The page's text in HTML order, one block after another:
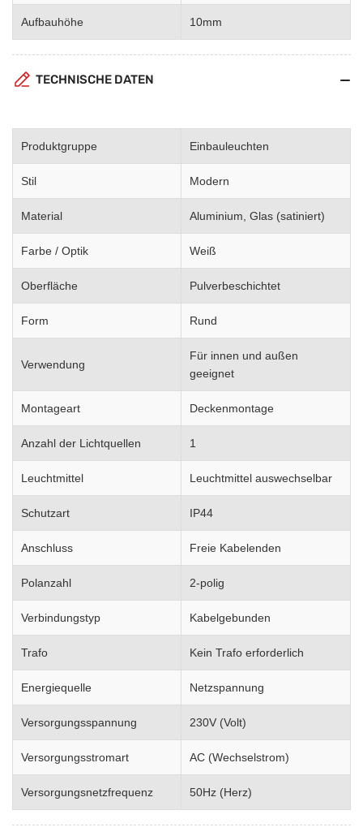
Aufbauhöhe 10mm
TECHNISCHE DATEN
Produktgruppe Einbauleuchten
Stil Modern
Material Aluminium, Glas (satiniert)
Farbe / Optik Weiß
Oberfläche Pulverbeschichtet
Form Rund
Verwendung
Für innen und außen
geeignet
Montageart Deckenmontage
Anzahl der Lichtquellen 1
Leuchtmittel Leuchtmittel auswechselbar
Schutzart IP44
Anschluss Freie Kabelenden
Polanzahl 2-polig
Verbindungstyp Kabelgebunden
Trafo Kein Trafo erforderlich
Energiequelle Netzspannung
Versorgungsspannung 230V (Volt)
Versorgungsstromart AC (Wechselstrom)
Versorgungsnetzfrequenz 50Hz (Herz)